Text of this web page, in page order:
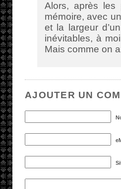
Alors, après
mémoire, avec
et la largeur
inévitables, à
Mais comme on
AJOUTER UN